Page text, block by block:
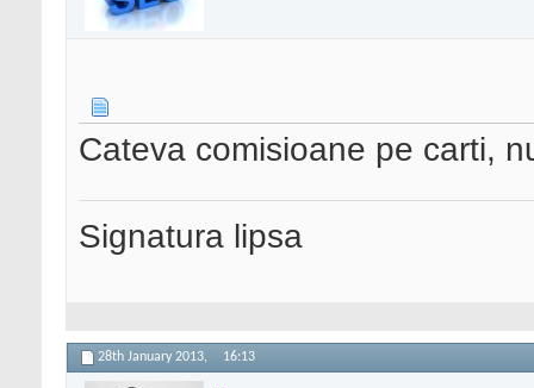
Cateva comisioane pe carti,
Signatura lipsa
28th January 2013, 16:13